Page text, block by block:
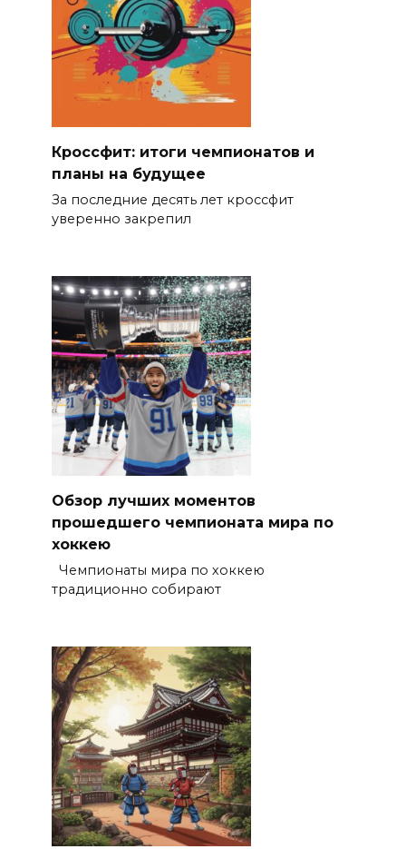
Кроссфит: итоги чемпионатов и
планы на будущее
За последние десять лет кроссфит
уверенно закрепил
Обзор лучших моментов
прошедшего чемпионата мира по
хоккею
Чемпионаты мира по хоккею
традиционно собирают